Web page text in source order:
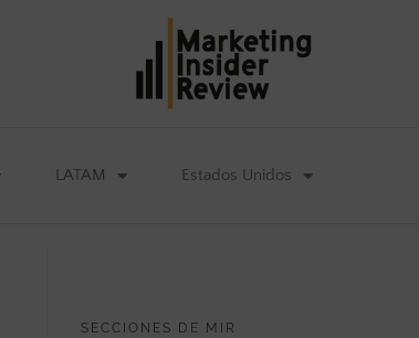
LATAM Estados Unidos
SECCIONES DE MIR